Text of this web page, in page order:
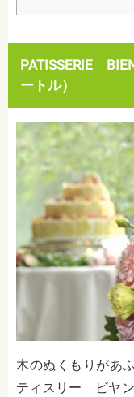
PATISSERIE
ートル）
木のぬくもりがあ
ティスリー ビヤン